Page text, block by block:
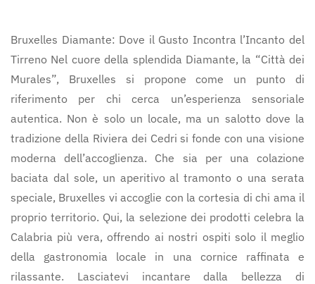
Bruxelles Diamante: Dove il Gusto Incontra l’Incanto del
Tirreno Nel cuore della splendida Diamante, la “Città dei
Murales”, Bruxelles si propone come un punto di
riferimento per chi cerca un’esperienza sensoriale
autentica. Non è solo un locale, ma un salotto dove la
tradizione della Riviera dei Cedri si fonde con una visione
moderna dell’accoglienza. Che sia per una colazione
baciata dal sole, un aperitivo al tramonto o una serata
speciale, Bruxelles vi accoglie con la cortesia di chi ama il
proprio territorio. Qui, la selezione dei prodotti celebra la
Calabria più vera, offrendo ai nostri ospiti solo il meglio
della gastronomia locale in una cornice raffinata e
rilassante. Lasciatevi incantare dalla bellezza di